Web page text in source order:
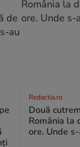
Redactia.ro
Două
România la
ore. Unde